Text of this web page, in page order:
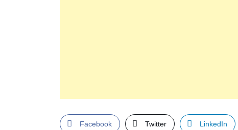
Facebook Twitter LinkedIn